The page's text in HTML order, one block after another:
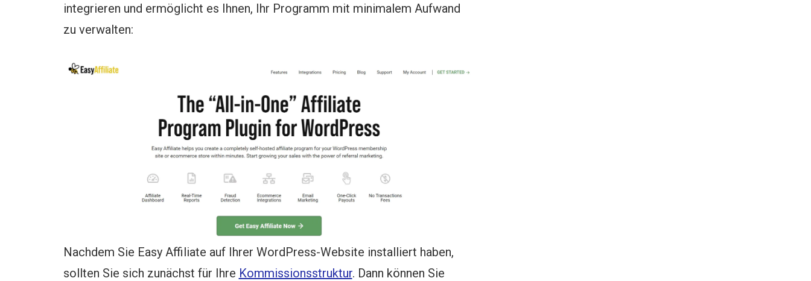
integrieren und ermöglicht es Ihnen, Ihr Programm mit minimalem Aufwand
zu verwalten:
Nachdem Sie Easy Affiliate auf Ihrer WordPress-Website installiert haben,
sollten Sie sich zunächst für Ihre Kommissionsstruktur. Dann können Sie